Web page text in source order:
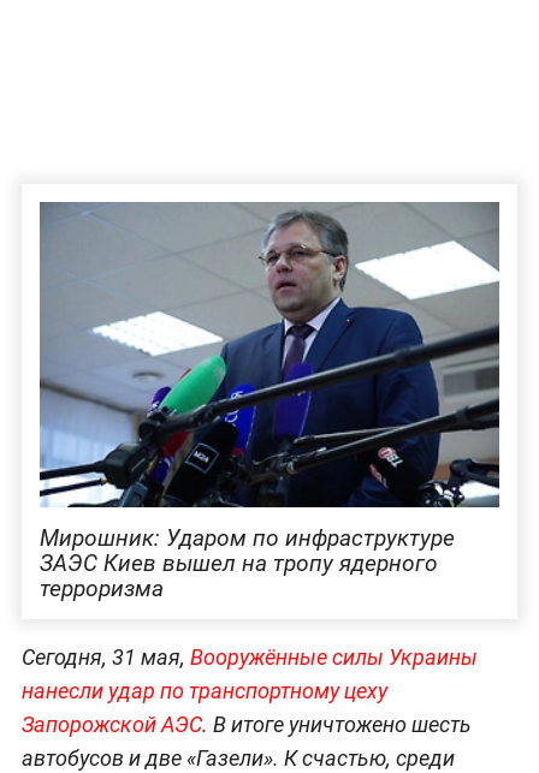
Мирошник: Ударом по инфраструктуре
ЗАЭС Киев вышел на тропу ядерного
терроризма
Сегодня, 31 мая, Вооружённые силы Украины
нанесли удар по транспортному цеху
Запорожской АЭС. В итоге уничтожено шесть
автобусов и две «Газели». К счастью, среди